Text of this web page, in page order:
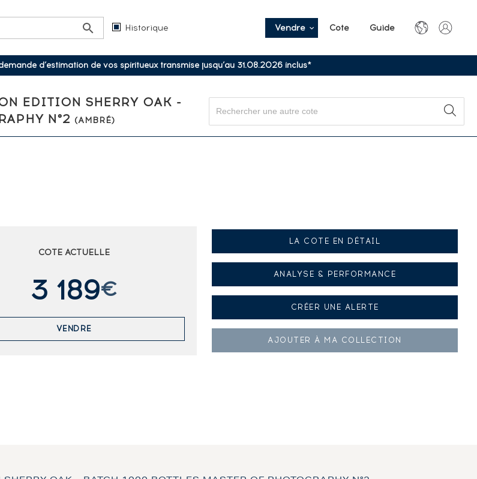
Historique Vendre Cote Guide
d’estimation de vos spiritueux transmise jusqu’au 31.08.2026 inclus*
EDITION SHERRY OAK -
N°2 (AMBRÉ)
COTE ACTUELLE
3 189€
VENDRE
LA COTE EN DÉTAIL
ANALYSE & PERFORMANCE
CRÉER UNE ALERTE
AJOUTER À MA COLLECTION